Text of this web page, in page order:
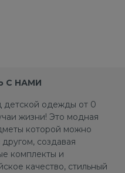
С НАМИ
детской одежды от 0
жизни! Это модная
которой можно
создавая
комплекты и
качество, стильный